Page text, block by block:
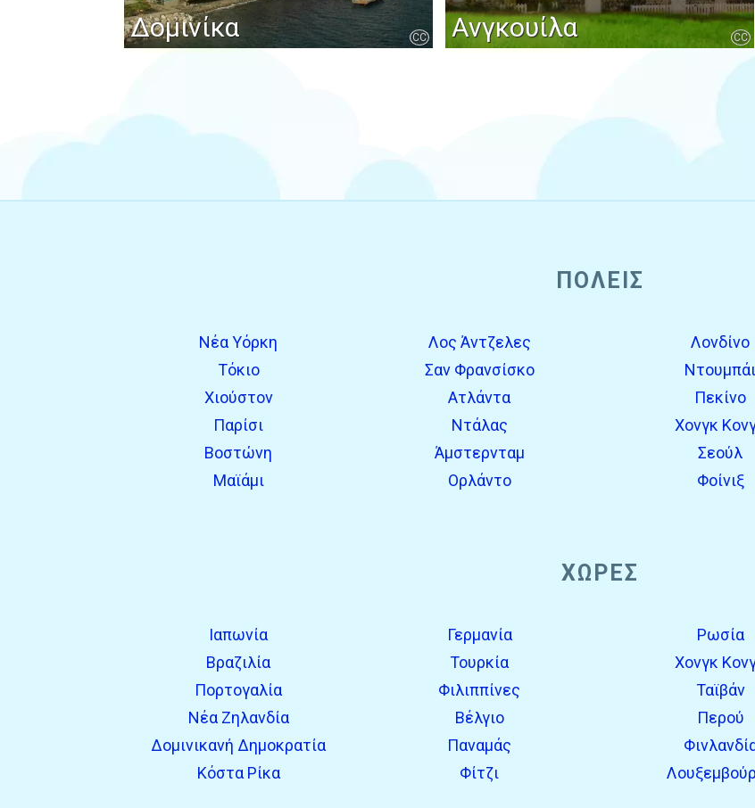
Δομινίκα CC Ανγκουίλα CC
ΠΌΛΕΙΣ
Νέα Υόρκη Λος Άντζελες Λονδίνο
Τόκιο
Σαν Φρανσίσκο Ντουμπάι
Χιούστον
Ατλάντα Πεκίνο
Παρίσι
Ντάλας Χονγκ
Βοστώνη
Άμστερνταμ Σεούλ
Μαϊάμι
Ορλάντο Φοίνιξ
ΧΏΡΕΣ
Ιαπωνία Γερμανία Ρωσία
Βραζιλία
Τουρκία Χονγκ
Πορτογαλία
Φιλιππίνες Ταϊβάν
Νέα Ζηλανδία
Βέλγιο Περού
Δομινικανή Δημοκρατία
Παναμάς
Κόστα Ρίκα
Φίτζι